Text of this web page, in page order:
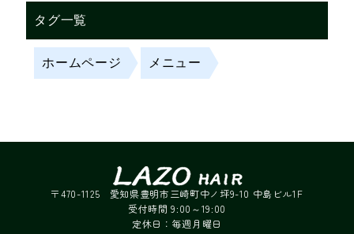
タグ一覧
ホームページ メニュー
〒470-1125 愛知県豊明市三崎町中ノ坪9-10 中島ビル1F
受付時間 9:00～19:00
定休日：毎週月曜日